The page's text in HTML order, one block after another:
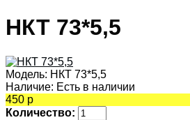
НКТ 73*5,5
Модель: НКТ 73*5,5
Наличие: Есть в наличии
450 р
Количество: